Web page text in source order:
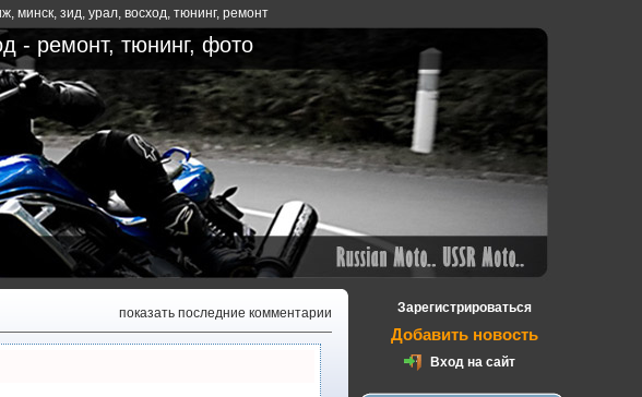
минск, зид, урал, восход,тюнинг,ремонт
- ремонт, тюнинг, фото
показать последние комментарии Зарегистрироваться
Добавить новость
Вход на сайт